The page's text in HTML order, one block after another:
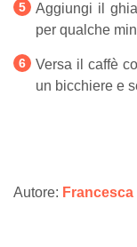
Aggiungi il
per qualche
Versa il caffè
un bicchiere e
Autore: Francesca